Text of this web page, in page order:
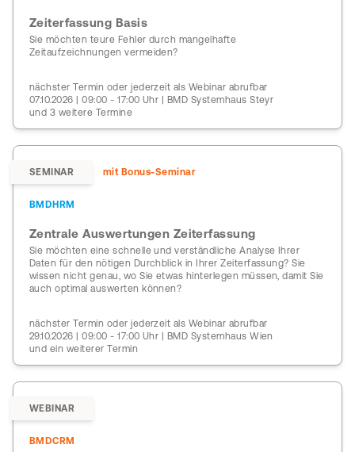
Zeiterfassung Basis
Sie möchten teure Fehler durch mangelhafte
Zeitaufzeichnungen vermeiden?
nächster Termin oder jederzeit als Webinar abrufbar
07.10.2026 | 09:00 - 17:00 Uhr | BMD Systemhaus Steyr
und 3 weitere Termine
SEMINAR mit Bonus-Seminar
BMDHRM
Zentrale Auswertungen Zeiterfassung
Sie möchten eine schnelle und verständliche Analyse Ihrer
Daten für den nötigen Durchblick in Ihrer Zeiterfassung? Sie
wissen nicht genau, wo Sie etwas hinterlegen müssen, damit Sie
auch optimal auswerten können?
nächster Termin oder jederzeit als Webinar abrufbar
29.10.2026 | 09:00 - 17:00 Uhr | BMD Systemhaus Wien
und ein weiterer Termin
WEBINAR
BMDCRM